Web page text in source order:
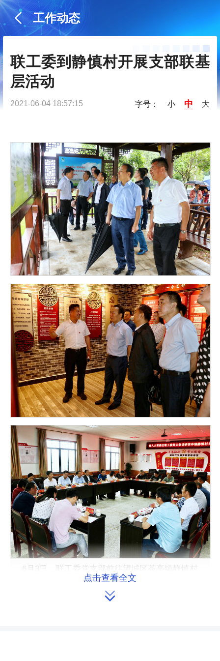
工作动态
联工委到静慎村开展支部联基
层活动
2021-06-04 18:57:15 字号： 小 中 大
6月3日，联工委党支部前往望城区茶亭镇静慎村
开展支部联基层党建活动。
点击查看全文
